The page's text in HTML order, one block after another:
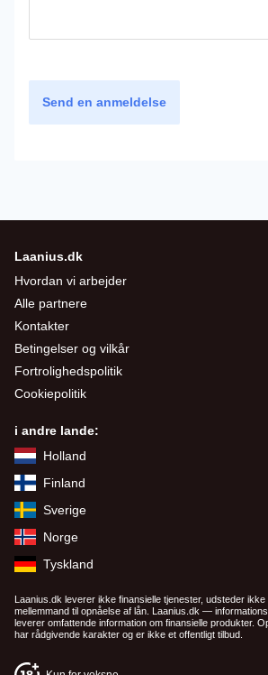
Send en anmeldelse
Laanius.dk
Hvordan vi arbejder
Alle partnere
Kontakter
Betingelser og vilkår
Fortrolighedspolitik
Cookiepolitik
i andre lande:
Holland
Finland
Sverige
Norge
Tyskland
Laanius.dk leverer ikke finansielle tjenester, udsteder
mellemmand til opnåelse af lån. Laanius.dk —
leverer omfattende information om finansielle produkter.
har rådgivende karakter og er ikke et offentligt tilbud.